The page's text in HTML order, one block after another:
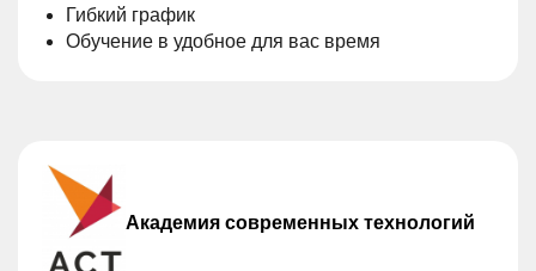
Гибкий график
Обучение в удобное для вас время
Академия современных технологий